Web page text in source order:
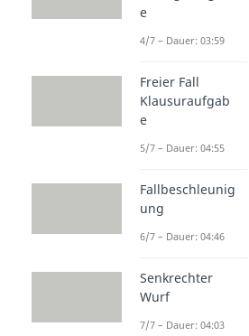
bereits
Amplitude des
und Omega
Erregers mit 3
Die Bewegung
in positive x-
wissen, dass
wir zur
Bewegung
Studyflix
einem
e
4/7 – Dauer: 03:59
Freier Fall
Klausuraufgab
e
5/7 – Dauer: 04:55
Fallbeschleunig
ung
6/7 – Dauer: 04:46
Senkrechter
Wurf
7/7 – Dauer: 04:03